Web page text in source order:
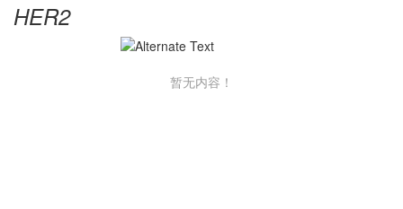
HER2
暂无内容！